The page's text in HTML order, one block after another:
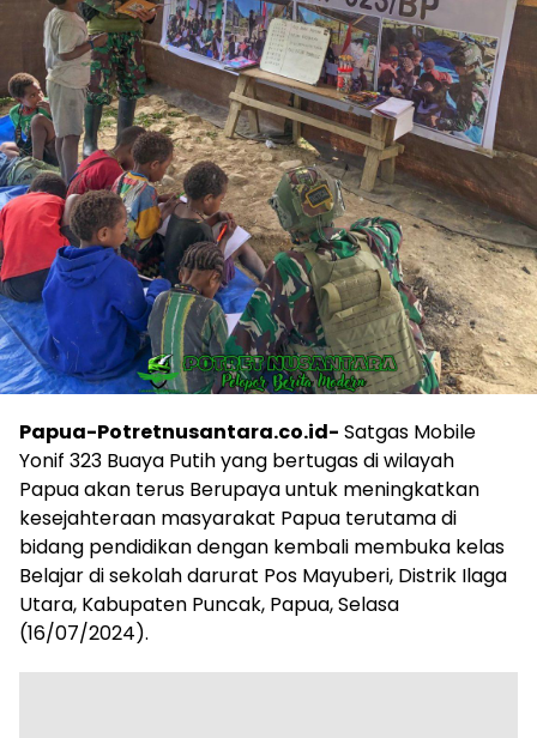
Papua-Potretnusantara.co.id- Satgas Mobile
Yonif 323 Buaya Putih yang bertugas di wilayah
Papua akan terus Berupaya untuk meningkatkan
kesejahteraan masyarakat Papua terutama di
bidang pendidikan dengan kembali membuka kelas
Belajar di sekolah darurat Pos Mayuberi, Distrik Ilaga
Utara, Kabupaten Puncak, Papua, Selasa
(16/07/2024).